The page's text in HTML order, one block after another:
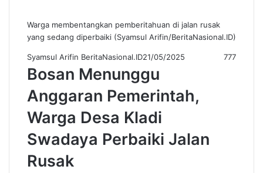
Warga membentangkan pemberitahuan di jalan rusak
yang sedang diperbaiki (Syamsul Arifin/BeritaNasional.ID)
Syamsul Arifin BeritaNasional.ID21/05/2025 777
Bosan Menunggu
Anggaran Pemerintah,
Warga Desa Kladi
Swadaya Perbaiki Jalan
Rusak